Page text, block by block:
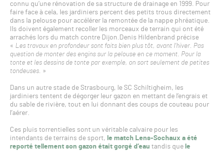
connu qu’une rénovation de sa structure de drainage en 1999. Pour
faire face à cela, les jardiniers percent des petits trous directement
dans la pelouse pour accélérer la remontée de la nappe phréatique.
Ils doivent également recoller les morceaux de terrain qui ont été
arrachés lors du match contre Dijon.Denis Hildenbrand précise
« Les travaux en profondeur sont faits bien plus tôt, avant l’hiver. Pas
question de monter des engins sur la pelouse en ce moment. Pour la
tonte et les dessins de tonte par exemple, on sort seulement de petites
tondeuses. »
Dans un autre stade de Strasbourg, le SC Schiltigheim, les
jardiniers tentent de dégorger leur gazon en mettant de l’engrais et
du sable de rivière, tout en lui donnant des coups de couteau pour
l’aérer.
Ces pluis torrentielles sont un véritable calvaire pour les
intendants de terrains de sport, le match Lens-Sochaux a été
reporté tellement son gazon était gorgé d’eau tandis que le